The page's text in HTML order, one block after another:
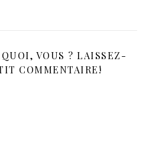
VOUS ? LAISSEZ-
COMMENTAIRE!